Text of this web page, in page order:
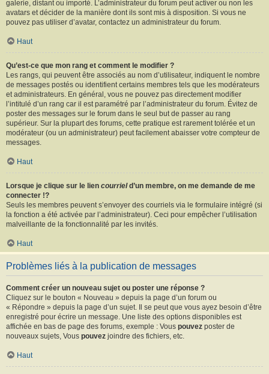
galerie, distant ou importé. L’administrateur du forum peut activer ou non les
avatars et décider de la manière dont ils sont mis à disposition. Si vous ne
pouvez pas utiliser d’avatar, contactez un administrateur du forum.
Haut
Qu’est-ce que mon rang et comment le modifier ?
Les rangs, qui peuvent être associés au nom d’utilisateur, indiquent le nombre
de messages postés ou identifient certains membres tels que les modérateurs
et administrateurs. En général, vous ne pouvez pas directement modifier
l’intitulé d’un rang car il est paramétré par l’administrateur du forum. Évitez de
poster des messages sur le forum dans le seul but de passer au rang
supérieur. Sur la plupart des forums, cette pratique est rarement tolérée et un
modérateur (ou un administrateur) peut facilement abaisser votre compteur de
messages.
Haut
Lorsque je clique sur le lien courrield’un membre, on me demande de me
connecter !?
Seuls les membres peuvent s’envoyer des courriels via le formulaire intégré (si
la fonction a été activée par l’administrateur). Ceci pour empêcher l’utilisation
malveillante de la fonctionnalité par les invités.
Haut
Problèmes liés à la publication de messages
Comment créer un nouveau sujet ou poster une réponse ?
Cliquez sur le bouton « Nouveau » depuis la page d’un forum ou
« Répondre » depuis la page d’un sujet. Il se peut que vous ayez besoin d’être
enregistré pour écrire un message. Une liste des options disponibles est
affichée en bas de page des forums, exemple : Vous pouvez poster de
nouveaux sujets, Vous pouvez joindre des fichiers, etc.
Haut